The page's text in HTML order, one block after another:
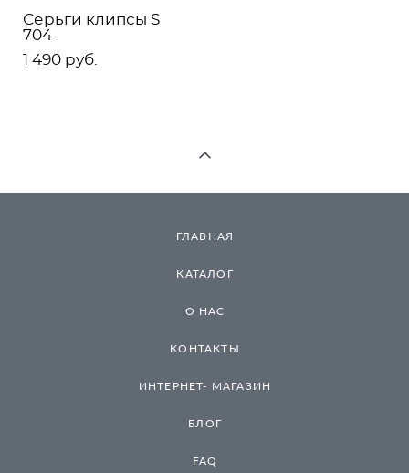
Серьги клипсы S
704
1 490 pуб.
ГЛАВНАЯ
КАТАЛОГ
О НАС
КОНТАКТЫ
ИНТЕРНЕТ- МАГАЗИН
БЛОГ
FAQ